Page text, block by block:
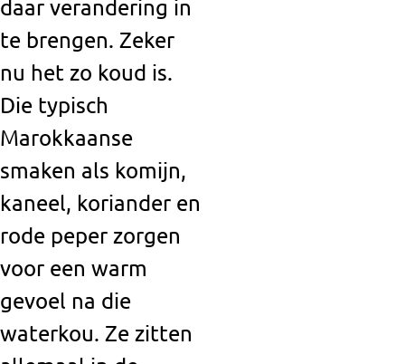
daar verandering in
te brengen. Zeker
nu het zo koud is.
Die typisch
Marokkaanse
smaken als komijn,
kaneel, koriander en
rode peper zorgen
voor een warm
gevoel na die
waterkou. Ze zitten